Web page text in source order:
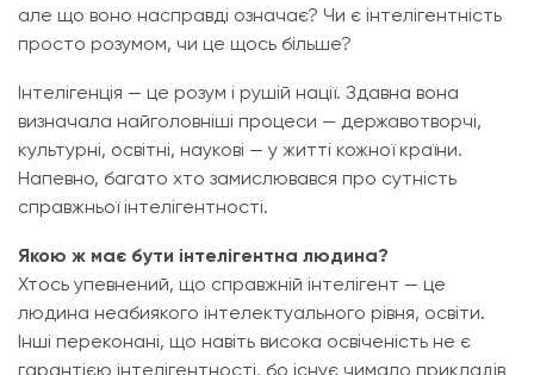
але що воно насправді означає? Чи є інтелігентність
просто розумом, чи це щось більше?
Інтелігенція — це розум і рушій нації. Здавна вона
визначала найголовніші процеси — державотворчі,
культурні, освітні, наукові — у житті кожної країни.
Напевно, багато хто замислювався про сутність
справжньої інтелігентності.
Якою ж має бути інтелігентна людина?
Хтось упевнений, що справжній інтелігент — це
людина неабиякого інтелектуального рівня, освіти.
Інші переконані, що навіть висока освіченість не є
гарантією інтелігентності, бо існує чимало прикладів